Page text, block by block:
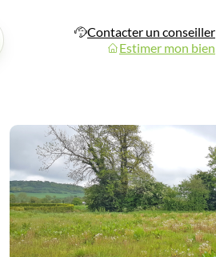
Contacter un conseiller
Estimer mon bien